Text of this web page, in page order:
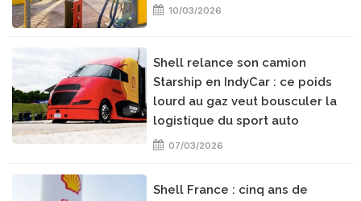
10/03/2026
Shell relance son camion
Starship en IndyCar : ce poids
lourd au gaz veut bousculer la
logistique du sport auto
07/03/2026
Shell France : cinq ans de